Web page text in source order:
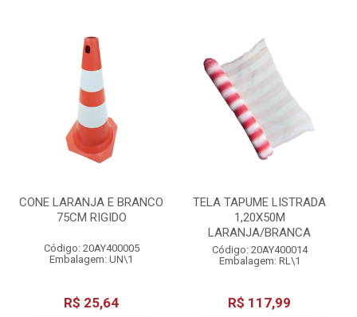
CONE LARANJA E BRANCO
75CM RIGIDO
Código: 20AY400005
Embalagem: UN\1
R$ 25,64
TELA TAPUME LISTRADA
1,20X50M
LARANJA/BRANCA
Código: 20AY400014
Embalagem: RL\1
R$ 117,99